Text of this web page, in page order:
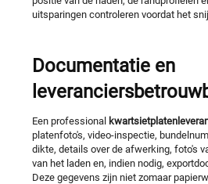
uitsparingen controleren voordat het
Documentatie en
Een professional
platenfoto's, video-inspectie,
dikte, details over de afwerking, foto's
van het laden en, indien nodig,
Deze gegevens zijn niet zomaar